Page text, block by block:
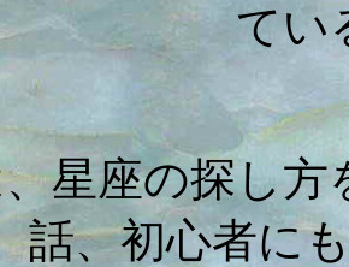
てい
星座の探し
話、初心者に